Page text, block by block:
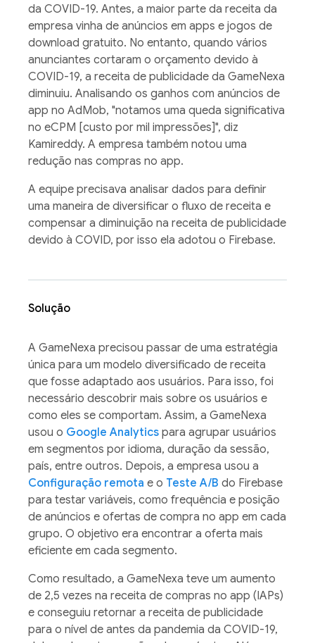
da COVID-19. Antes, a maior parte da receita da
empresa vinha de anúncios em apps e jogos de
download gratuito. No entanto, quando vários
anunciantes cortaram o orçamento devido à
COVID-19, a receita de publicidade da GameNexa
diminuiu. Analisando os ganhos com anúncios de
app no AdMob, "notamos uma queda significativa
no eCPM [custo por mil impressões]", diz
Kamireddy. A empresa também notou uma
redução nas compras no app.
A equipe precisava analisar dados para definir
uma maneira de diversificar o fluxo de receita e
compensar a diminuição na receita de publicidade
devido à COVID, por isso ela adotou o Firebase.
Solução
A GameNexa precisou passar de uma estratégia
única para um modelo diversificado de receita
que fosse adaptado aos usuários. Para isso, foi
necessário descobrir mais sobre os usuários e
como eles se comportam. Assim, a GameNexa
usou o Google Analytics para agrupar usuários
em segmentos por idioma, duração da sessão,
país, entre outros. Depois, a empresa usou a
Configuração remota e o Teste A/B do Firebase
para testar variáveis, como frequência e posição
de anúncios e ofertas de compra no app em cada
grupo. O objetivo era encontrar a oferta mais
eficiente em cada segmento.
Como resultado, a GameNexa teve um aumento
de 2,5 vezes na receita de compras no app (IAPs)
e conseguiu retornar a receita de publicidade
para o nível de antes da pandemia da COVID-19,